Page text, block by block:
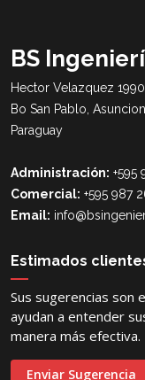
BS
Hector Velazquez
Bo San Pablo, Asuncion,
Paraguay
Administración: +595
Comercial: +595 987
Email:
Estimados
Sus sugerencias son
ayudan a entender
manera más efectiva.
Enviar Sugerencia